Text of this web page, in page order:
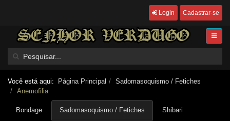
Login Cadastrar-se
Você está aqui: Página Principal
Sadomasoquismo / Fetiches
Anemofilia
Bondage Sadomasoquismo / Fetiches Shibari